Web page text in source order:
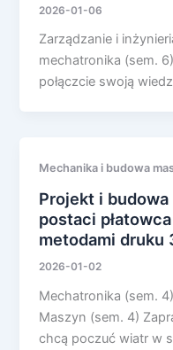
2026-01-06
Zarządzanie i
mechatronika (sem.
połączcie swoją
Mechanika i budowa
Projekt i budowa
postaci
metodami druku
2026-01-02
Mechatronika (sem.
Maszyn (sem. 4)
chcą poczuć wiatr w